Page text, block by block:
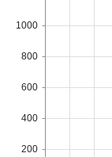
200
400
600
800
1000